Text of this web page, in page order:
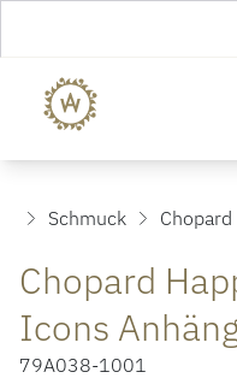
Schmuck Chopard
Chopard
Icons
79A038-1001